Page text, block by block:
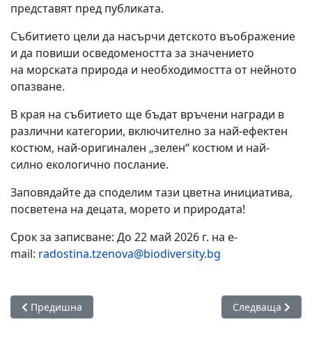
представят пред публиката.
Събитието цели да насърчи детското въображение
и да повиши осведомеността за значението
на морската природа и необходимостта от нейното
опазване.
В края на събитието ще бъдат връчени награди в
различни категории, включително за най-ефектен
костюм, най-оригинален „зелен“ костюм и най-
силно екологично послание.
Заповядайте да споделим тази цветна инициатива,
посветена на децата, морето и природата!
Срок за записване: До 22 май 2026 г. на e-
mail: radostina.tzenova@biodiversity.bg
Предишна статия: Мария Илиева се завръща в „Гласът на
Предишна Следваща
Следваща